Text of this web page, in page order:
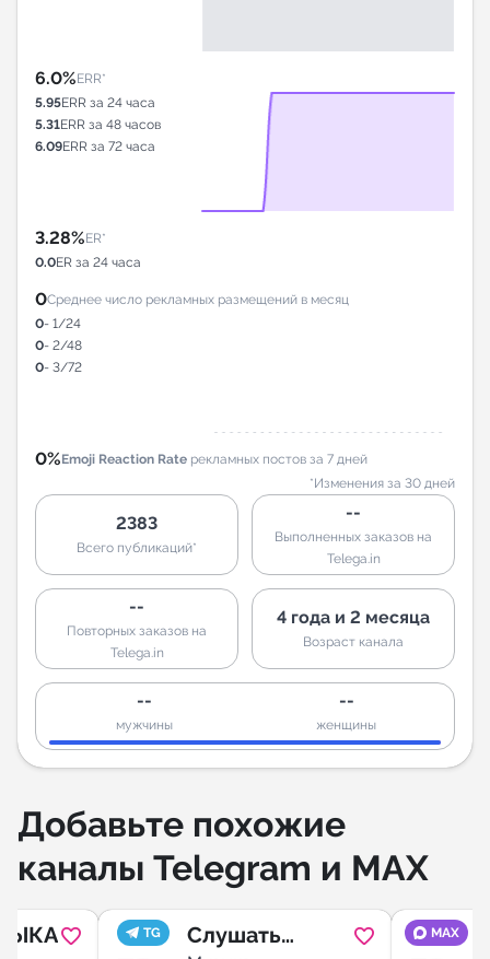
6.0%ERR*
5.95ERR за 24 часа
5.31ERR за 48 часов
6.09ERR за 72 часа
3.28%ER*
0.0ER за 24 часа
0Среднее число рекламных размещений в месяц
0- 1/24
0- 2/48
0- 3/72
0%Emoji Reaction Rate рекламных постов за 7 дней
*Изменения за 30 дней
2383
Всего публикаций*
--
Выполненных заказов на
Telega.in
--
Повторных заказов на
Telega.in
4 года и 2 месяца
Возраст канала
--
мужчины
--
женщины
Добавьте похожие
каналы Telegram и MAX
TG
Слушать
MAX